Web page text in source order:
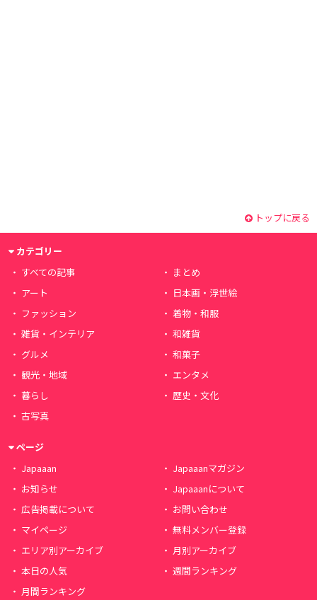
トップに戻る
カテゴリー
すべての記事
まとめ
アート
日本画・浮世絵
ファッション
着物・和服
雑貨・インテリア
和雑貨
グルメ
和菓子
観光・地域
エンタメ
暮らし
歴史・文化
古写真
ページ
Japaaan
Japaaanマガジン
お知らせ
Japaaanについて
広告掲載について
お問い合わせ
マイページ
無料メンバー登録
エリア別アーカイブ
月別アーカイブ
本日の人気
週間ランキング
月間ランキング